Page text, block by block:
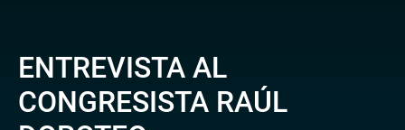
ENTREVISTA AL
CONGRESISTA RAÚL